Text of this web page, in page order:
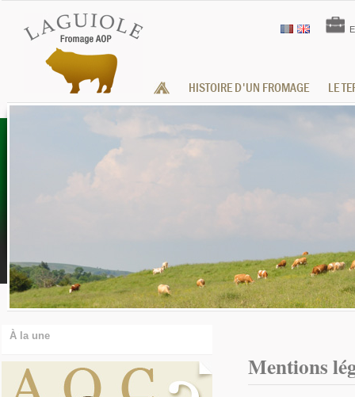
HISTOIRE D'UN FROMAGE LE
À la une
Mentions